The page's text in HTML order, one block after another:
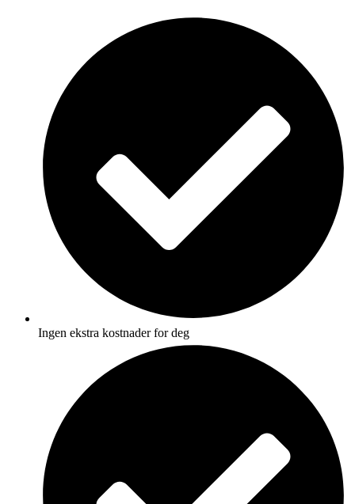
Ingen ekstra kostnader for deg